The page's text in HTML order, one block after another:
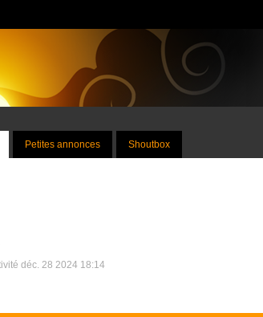
Petites annonces Shoutbox
déc. 28 2024 18:14